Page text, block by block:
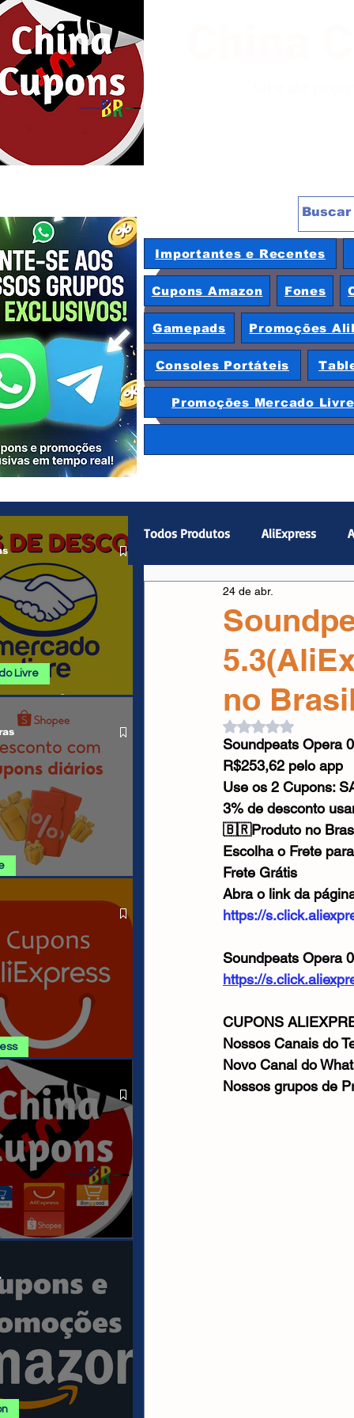
China
Importantes e Recentes
Cupons Amazon Fones
Gamepads Promoções
Consoles Portáteis
Promoções Mercado Livre
PROMOÇÕES
LIVRE
Livre
Todos Produtos AliExpress
Magazine Luiza
Gamepad Smartphones
Cabos USB Carregadores
no
24 de abr.
Avaliado com NaN
Soundpeats Opera
R$253,62 pelo app
Use os 2 Cupons:
3% de desconto
🇧🇷Produto no
Escolha o Frete
Frete Grátis
Abra o link da
https://
Soundpeats Opera
https://
CUPONS
Nossos Canais do
Novo Canal do
Nossos grupos de